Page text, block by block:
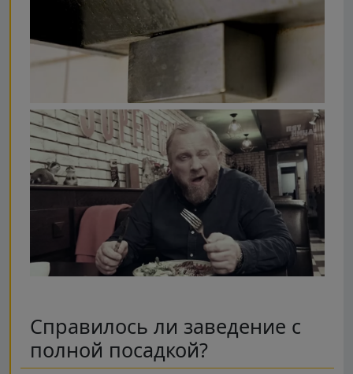
Справилось ли заведение с
полной посадкой?